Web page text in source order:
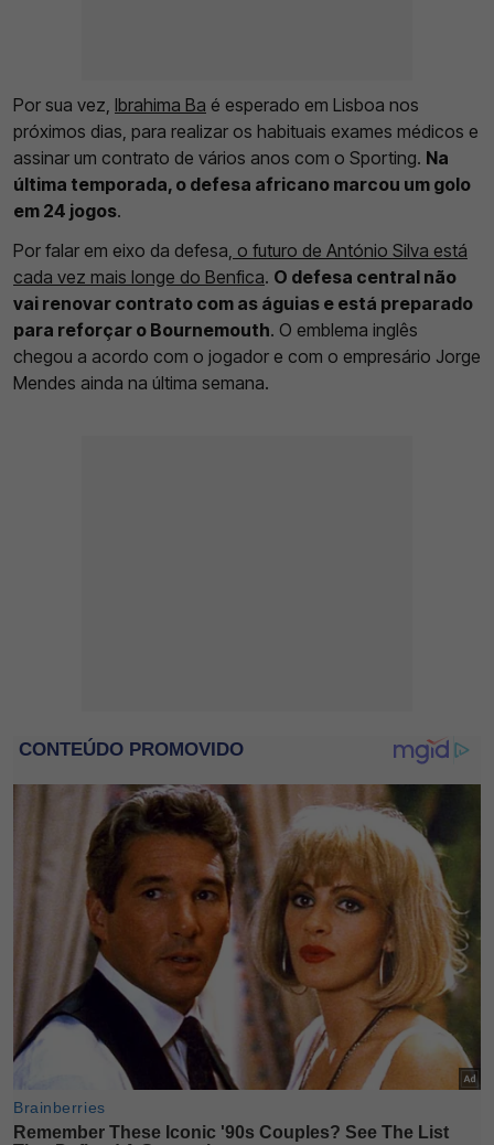
Por sua vez, Ibrahima Ba é esperado em Lisboa nos
próximos dias, para realizar os habituais exames médicos e
assinar um contrato de vários anos com o Sporting. Na
última temporada, o defesa africano marcou um golo
em 24 jogos.
Por falar em eixo da defesa, o futuro de António Silva está
cada vez mais longe do Benfica. O defesa central não
vai renovar contrato com as águias e está preparado
para reforçar o Bournemouth. O emblema inglês
chegou a acordo com o jogador e com o empresário Jorge
Mendes ainda na última semana.